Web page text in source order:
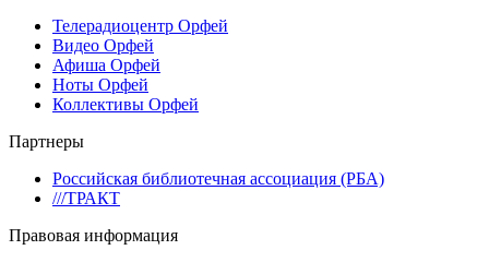
Телерадиоцентр Орфей
Видео Орфей
Афиша Орфей
Ноты Орфей
Коллективы Орфей
Партнеры
Российская библиотечная ассоциация (РБА)
///ТРАКТ
Правовая информация